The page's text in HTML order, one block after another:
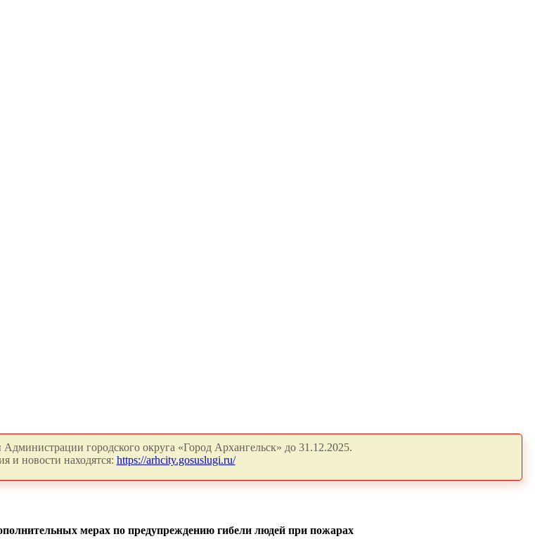
городского округа «Город Архангельск» до 31.12.2025.
и новости находятся: https://arhcity.gosuslugi.ru/
мерах по предупреждению гибели людей при пожарах